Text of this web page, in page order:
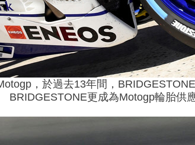
，於過去13年間，
BRIDGESTONE更成為Motogp輪胎供應